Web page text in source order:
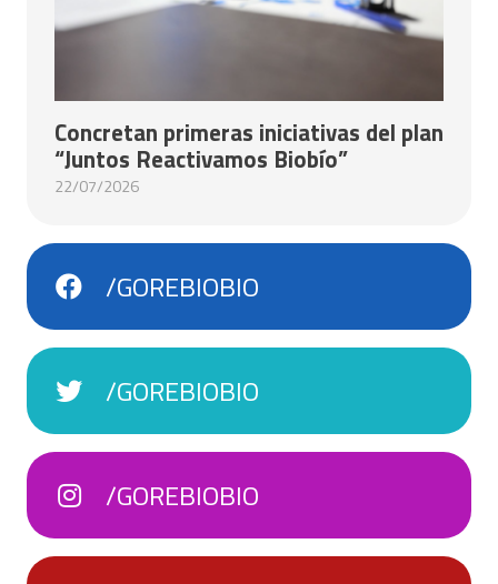
Concretan primeras iniciativas del plan
“Juntos Reactivamos Biobío”
22/07/2026
/GOREBIOBIO
/GOREBIOBIO
/GOREBIOBIO